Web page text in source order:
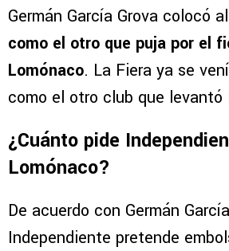
Germán García Grova colocó al
como el otro que puja por el
Lomónaco. La Fiera ya se
como el otro club que levantó
¿Cuánto pide
Lomónaco?
De acuerdo con Germán
Independiente pretende